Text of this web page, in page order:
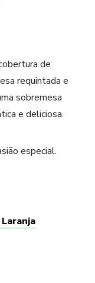
de
requintada e
sobremesa
e deliciosa.
especial.